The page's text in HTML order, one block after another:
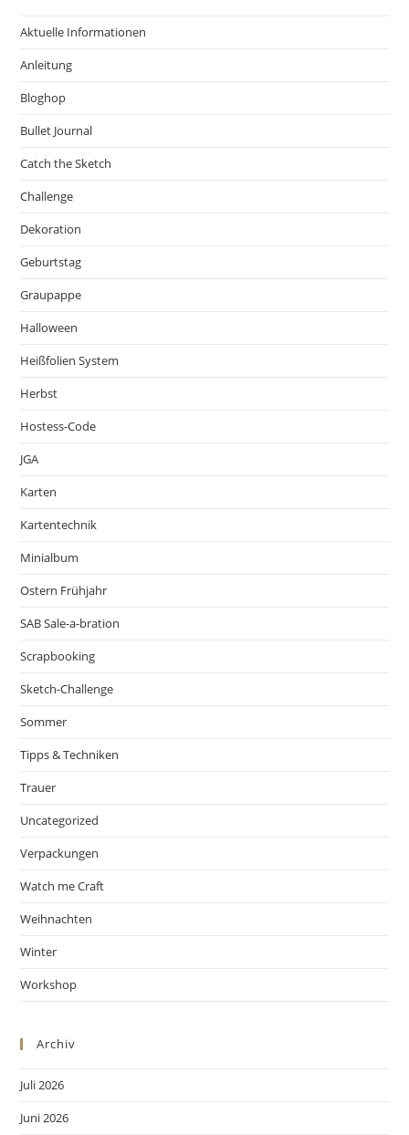
Aktuelle Informationen
Anleitung
Bloghop
Bullet Journal
Catch the Sketch
Challenge
Dekoration
Geburtstag
Graupappe
Halloween
Heißfolien System
Herbst
Hostess-Code
JGA
Karten
Kartentechnik
Minialbum
Ostern Frühjahr
SAB Sale-a-bration
Scrapbooking
Sketch-Challenge
Sommer
Tipps & Techniken
Trauer
Uncategorized
Verpackungen
Watch me Craft
Weihnachten
Winter
Workshop
Archiv
Juli 2026
Juni 2026